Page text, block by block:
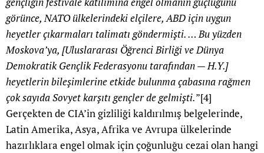
görünce, NATO ülkelerindeki elçilere, ABD için uygun
heyetler çıkarmaları talimatı göndermişti. … Bu yüzden
Moskova’ya, [Uluslararası Öğrenci Birliği ve Dünya
Demokratik Gençlik Federasyonu tarafından — H.Y.]
heyetlerin bileşimlerine etkide bulunma çabasına rağmen
çok sayıda Sovyet karşıtı gençler de gelmişti.”[4]
Gerçekten de CIA’in gizliliği kaldırılmış belgelerinde,
Latin Amerika, Asya, Afrika ve Avrupa ülkelerinde
hazırlıklara engel olmak için çoğunluğu cezai olan hangi